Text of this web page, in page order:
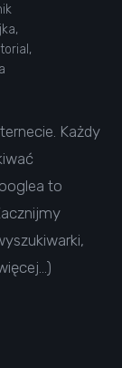
,
,
Każdy
to